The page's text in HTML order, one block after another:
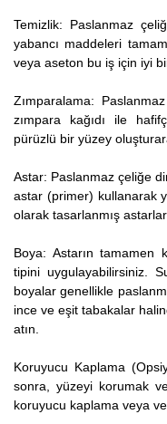
Temizlik: Paslanmaz
yabancı maddeleri
veya aseton bu iş için iyi
Zımparalama:
zımpara kağıdı ile
pürüzlü bir yüzey
Astar: Paslanmaz çeliğe
astar (primer) kullanarak
olarak tasarlanmış
Boya: Astarın tamamen
tipini uygulayabilirsiniz.
boyalar genellikle
ince ve eşit tabakalar
atın.
Koruyucu Kaplama
sonra, yüzeyi korumak ve
koruyucu kaplama veya